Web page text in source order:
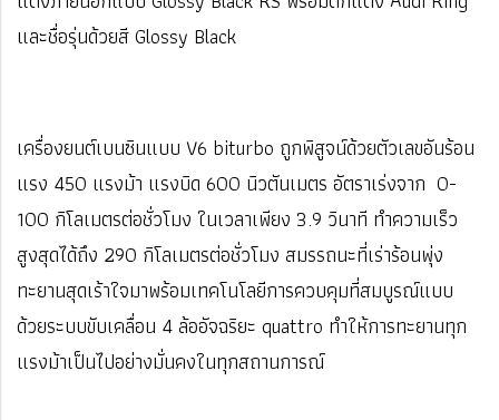
และชื่อรุ่นด้วยสี Glossy Black
เครื่องยนต์เบนซินแบบ V6 biturbo ถูกพิสูจน์ด้วยตัวเลขอันร้อน
แรง 450 แรงม้า แรงบิด 600 นิวตันเมตร อัตราเร่งจาก 0-
100 กิโลเมตรต่อชั่วโมง ในเวลาเพียง 3.9 วินาที ทำความเร็ว
สูงสุดได้ถึง 290 กิโลเมตรต่อชั่วโมง สมรรถนะที่เร่าร้อนพุ่ง
ทะยานสุดเร้าใจมาพร้อมเทคโนโลยีการควบคุมที่สมบูรณ์แบบ
ด้วยระบบขับเคลื่อน 4 ล้ออัจฉริยะ quattro ทำให้การทะยานทุก
แรงม้าเป็นไปอย่างมั่นคงในทุกสถานการณ์